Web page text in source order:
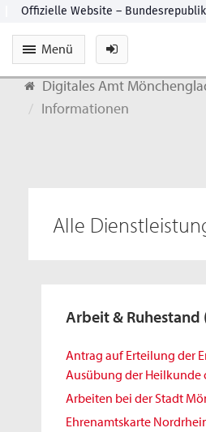
Menü
Digitales Amt
Informationen
Alle
Arbeit & Ruhestand
Antrag auf Erteilung der
Ausübung der Heilkunde
Arbeiten bei der Stadt
Ehrenamtskarte